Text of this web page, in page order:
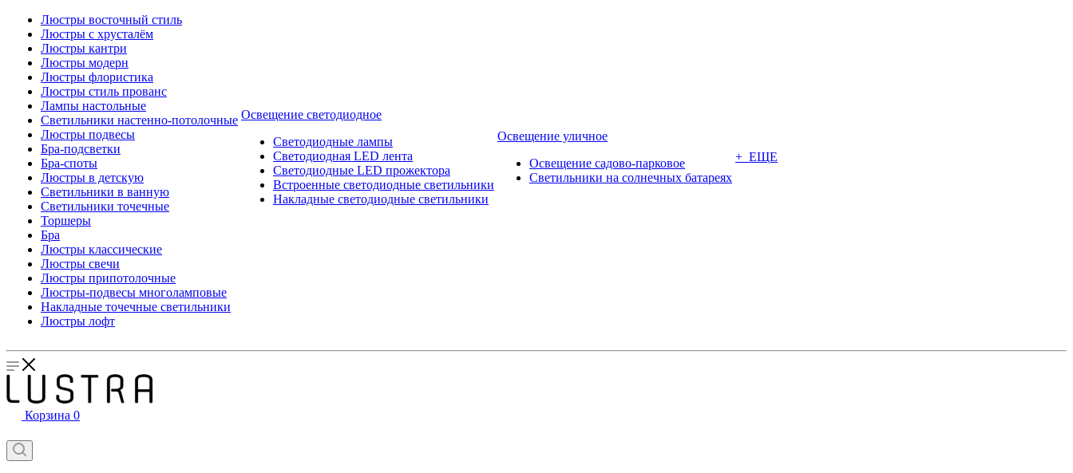
Люстры восточный стиль
Люстры с хрусталём
Люстры кантри
Люстры модерн
Люстры флористика
Люстры стиль прованс
Лампы настольные
Светильники настенно-потолочные
Люстры подвесы
Бра-подсветки
Бра-споты
Люстры в детскую
Светильники в ванную
Светильники точечные
Торшеры
Бра
Люстры классические
Люстры свечи
Люстры припотолочные
Люстры-подвесы многоламповые
Накладные точечные светильники
Люстры лофт
Освещение светодиодное
Светодиодные лампы
Светодиодная LED лента
Светодиодные LED прожектора
Встроенные светодиодные светильники
Накладные светодиодные светильники
Освещение уличное
Освещение садово-парковое
Светильники на солнечных батареях
+ ЕЩЕ
Корзина 0